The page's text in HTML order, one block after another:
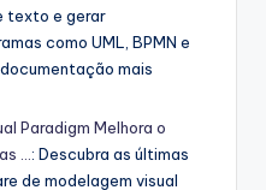
texto e gerar
como UML, BPMN e
mais
Paradigm Melhora o
… : Descubra as últimas
de modelagem visual